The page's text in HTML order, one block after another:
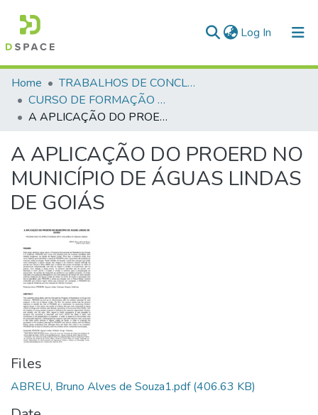
Log In (current)
Communities & Collections
All of DSpace
Home
TRABALHOS DE CONCLUSÃO DE CURSO - CFP (CURSO DE FORMAÇÃO DE PRAÇAS)
CURSO DE FORMAÇÃO DE PRAÇAS - CFP - 2018
A APLICAÇÃO DO PROERD NO MUNICÍPIO DE ÁGUAS LINDAS DE GOIÁS
A APLICAÇÃO DO PROERD NO
MUNICÍPIO DE ÁGUAS LINDAS
DE GOIÁS
Files
ABREU, Bruno Alves de Souza1.pdf(406.63 KB)